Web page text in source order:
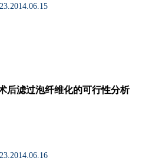
后滤过泡纤维化的可行性分析